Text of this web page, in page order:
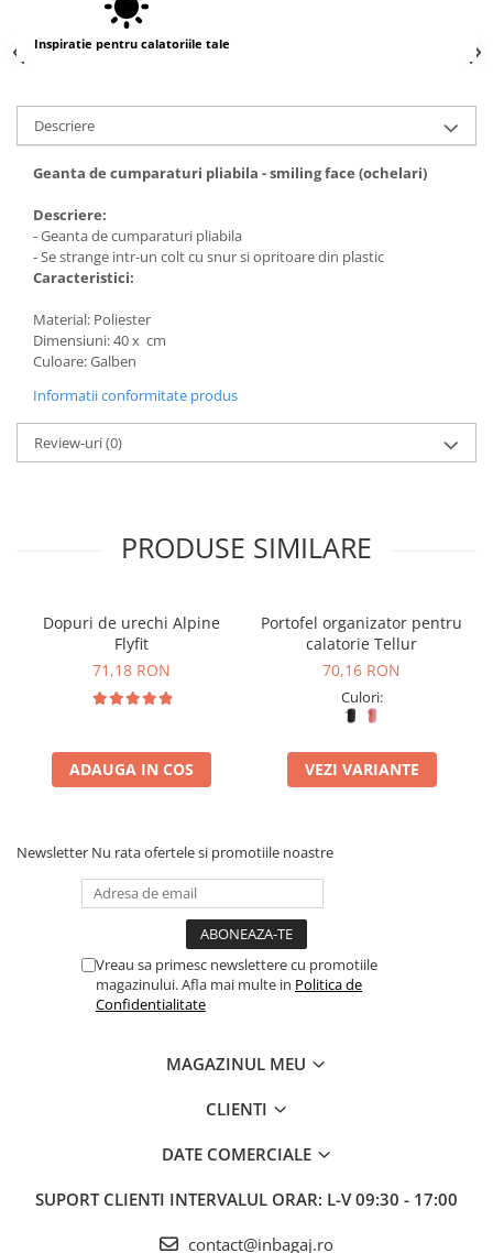
Inspiratie pentru calatoriile tale
Descriere
Geanta de cumparaturi pliabila - smiling face (ochelari)
Descriere:
- Geanta de cumparaturi pliabila
- Se strange intr-un colt cu snur si opritoare din plastic
Caracteristici:
Material: Poliester
Dimensiuni: 40 x cm
Culoare: Galben
Informatii conformitate produs
Review-uri(0)
PRODUSE SIMILARE
Dopuri de urechi Alpine
Flyfit
71,18 RON
ADAUGA IN COS
Portofel organizator pentru
calatorie Tellur
70,16 RON
Culori:
VEZI VARIANTE
Newsletter Nu rata ofertele si promotiile noastre
Vreau sa primesc newslettere cu promotiile
magazinului. Afla mai multe in Politica de
Confidentialitate
MAGAZINUL MEU
CLIENTI
DATE COMERCIALE
SUPORT CLIENTI INTERVALUL ORAR: L-V 09:30 - 17:00
contact@inbagaj.ro